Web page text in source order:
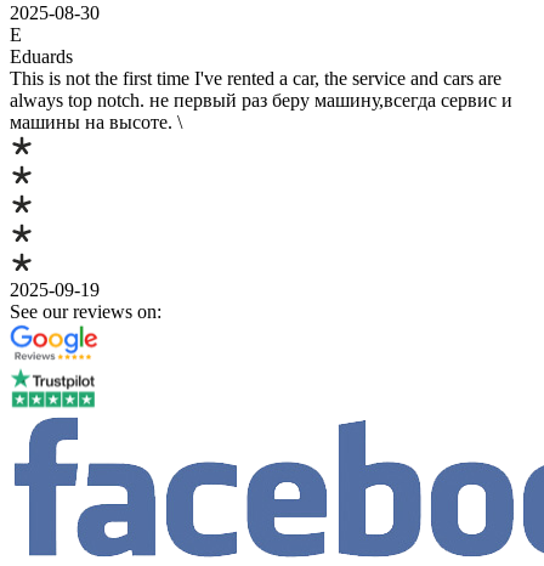
2025-08-30
E
Eduards
This is not the first time I've rented a car, the service and cars are
always top notch. не первый раз беру машину,всегда сервис и
машины на высоте. \
2025-09-19
See our reviews on: